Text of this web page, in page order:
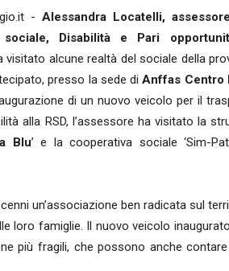
- Alessandra Locatelli,
sociale, Disabilità e Pari
visitato alcune realtà del sociale della
presso la sede diAnffas Centro
di un nuovo veicolo per il
alla RSD, l’assessore ha visitato la
Blu’ e la cooperativa sociale ‘Sim-
un’associazione ben radicata sul
loro famiglie. Il nuovo veicolo
più fragili, che possono anche